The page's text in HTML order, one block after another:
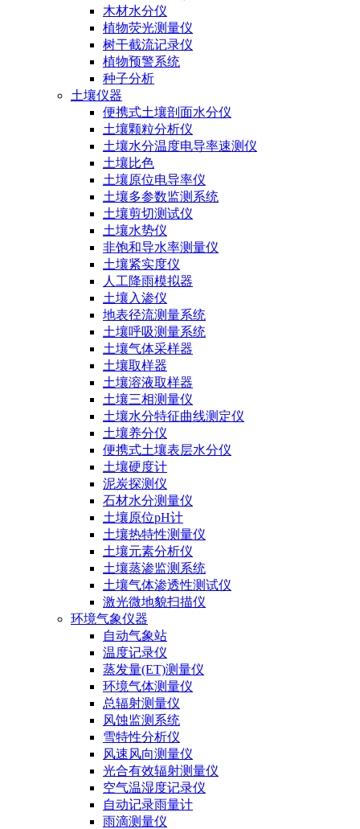
木材水分仪
植物荧光测量仪
树干截流记录仪
植物预警系统
种子分析
土壤仪器
便携式土壤剖面水分仪
土壤颗粒分析仪
土壤水分温度电导率速测仪
土壤比色
土壤原位电导率仪
土壤多参数监测系统
土壤剪切测试仪
土壤水势仪
非饱和导水率测量仪
土壤紧实度仪
人工降雨模拟器
土壤入渗仪
地表径流测量系统
土壤呼吸测量系统
土壤气体采样器
土壤取样器
土壤溶液取样器
土壤三相测量仪
土壤水分特征曲线测定仪
土壤养分仪
便携式土壤表层水分仪
土壤硬度计
泥炭探测仪
石材水分测量仪
土壤原位pH计
土壤热特性测量仪
土壤元素分析仪
土壤蒸渗监测系统
土壤气体渗透性测试仪
激光微地貌扫描仪
环境气象仪器
自动气象站
温度记录仪
蒸发量(ET)测量仪
环境气体测量仪
总辐射测量仪
风蚀监测系统
雪特性分析仪
风速风向测量仪
光合有效辐射测量仪
空气温湿度记录仪
自动记录雨量计
雨滴测量仪